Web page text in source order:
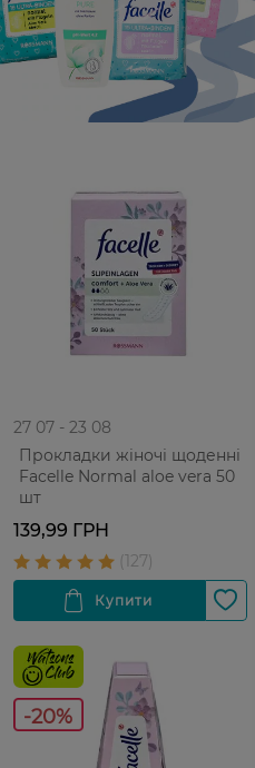
27 07 - 23 08
Прокладки жіночі щоденні
Facelle Normal aloe vera 50
шт
139,99 ГРН
-20%